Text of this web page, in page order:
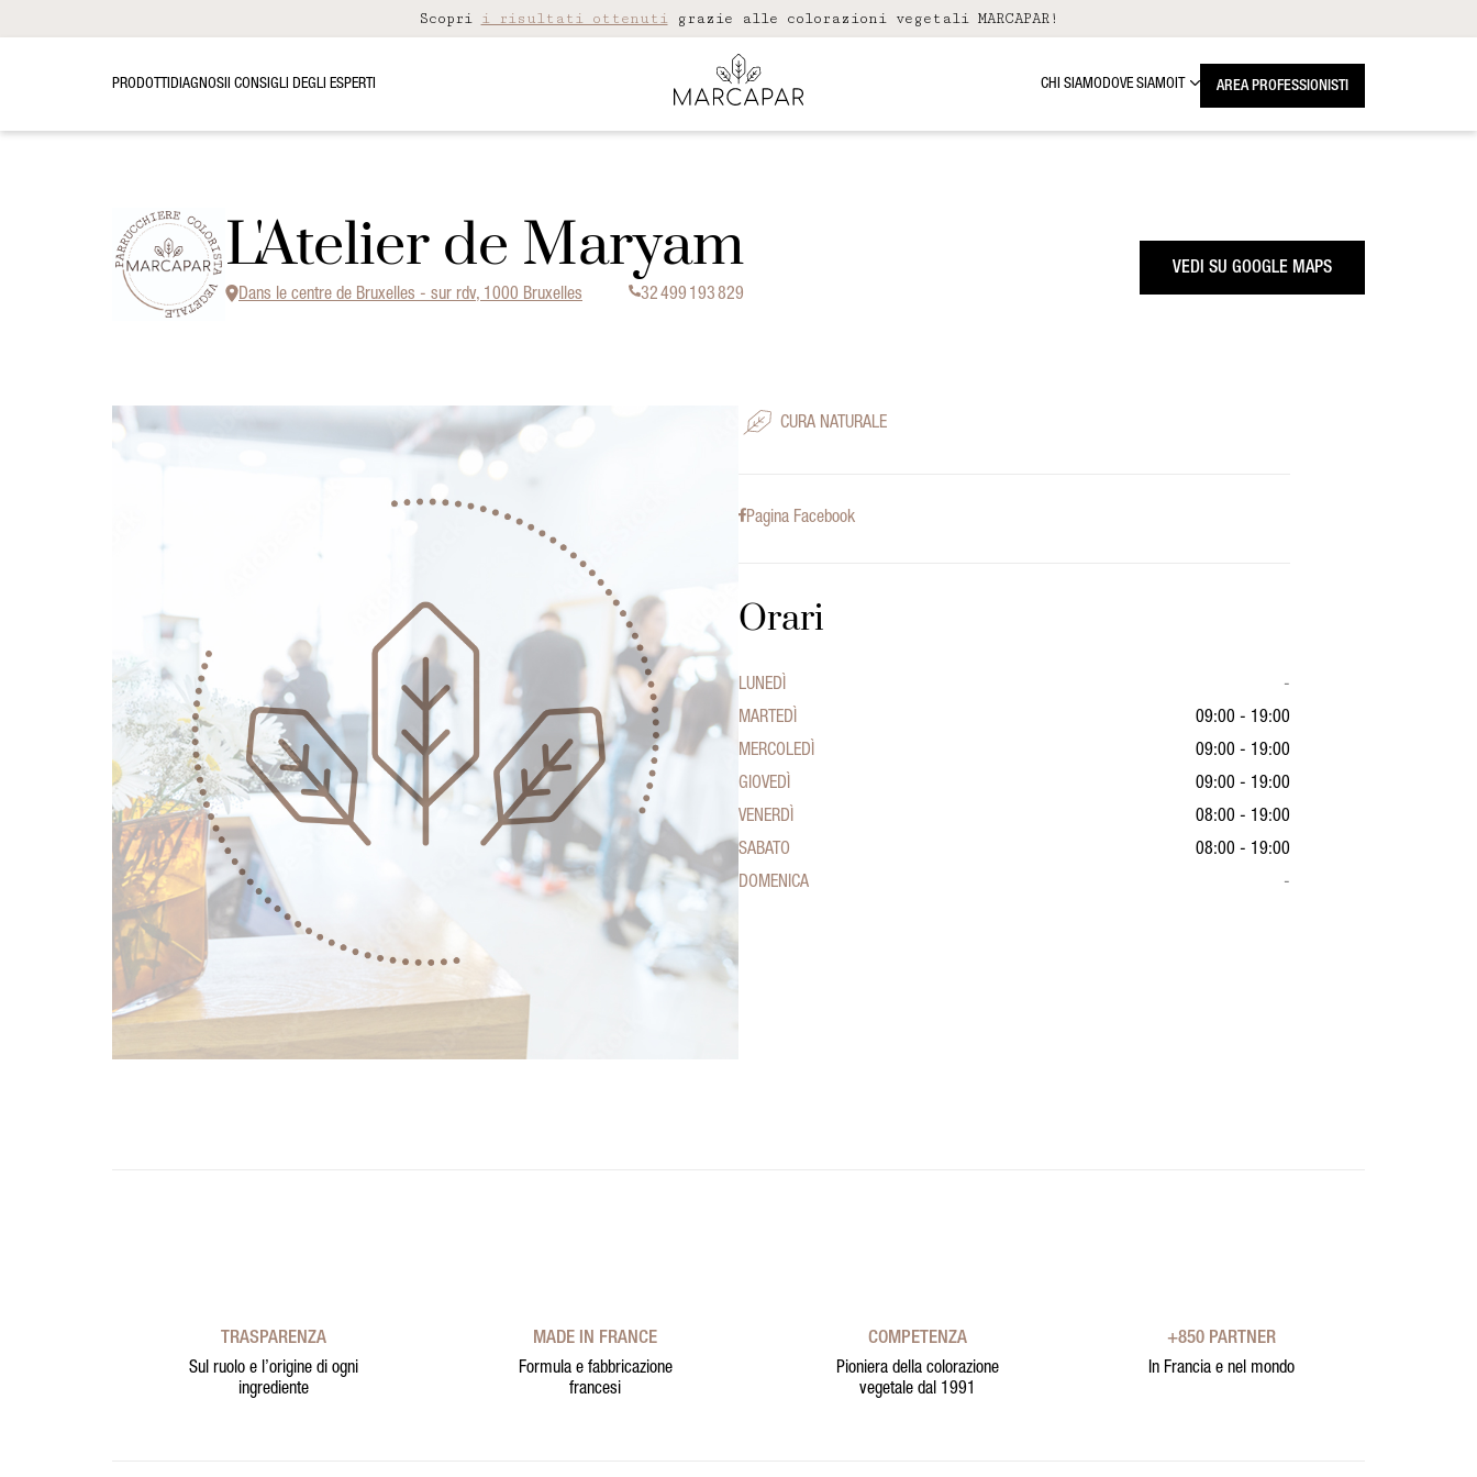
Scopri i risultati ottenutigrazie alle colorazioni vegetali MARCAPAR!
PRODOTTIDIAGNOSII CONSIGLI DEGLI ESPERTI CHI SIAMODOVE SIAMOIT AREA PROFESSIONISTI
L'Atelier de Maryam
Dans le centre de Bruxelles - sur rdv, 1000 Bruxelles 32 499 193 829
VEDI SU GOOGLE MAPS
CURA NATURALE
Pagina Facebook
Orari
LUNEDÌ
-
MARTEDÌ
09:00 - 19:00
MERCOLEDÌ
09:00 - 19:00
GIOVEDÌ
09:00 - 19:00
VENERDÌ
08:00 - 19:00
SABATO
08:00 - 19:00
DOMENICA
-
TRASPARENZA
Sul ruolo e l’origine di ogni
ingrediente
MADE IN FRANCE
Formula e fabbricazione
francesi
COMPETENZA
Pioniera della colorazione
vegetale dal 1991
+850 PARTNER
In Francia e nel mondo